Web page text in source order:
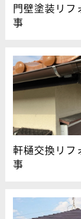
門壁塗装リフ
事
軒樋交換リフ
事